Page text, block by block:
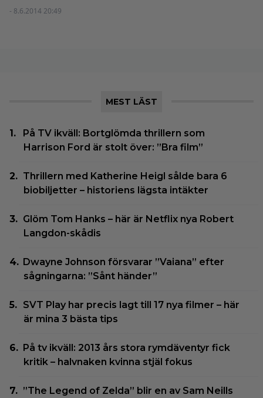
- 8.6.2014 20:49
MEST LÄST
På TV ikväll: Bortglömda thrillern som
Harrison Ford är stolt över: ”Bra film”
Thrillern med Katherine Heigl sålde bara 6
biobiljetter – historiens lägsta intäkter
Glöm Tom Hanks – här är Netflix nya Robert
Langdon-skådis
Dwayne Johnson försvarar ”Vaiana” efter
sågningarna: ”Sånt händer”
SVT Play har precis lagt till 17 nya filmer – här
är mina 3 bästa tips
På tv ikväll: 2013 års stora rymdäventyr fick
kritik – halvnaken kvinna stjäl fokus
”The Legend of Zelda” blir en av Sam Neills